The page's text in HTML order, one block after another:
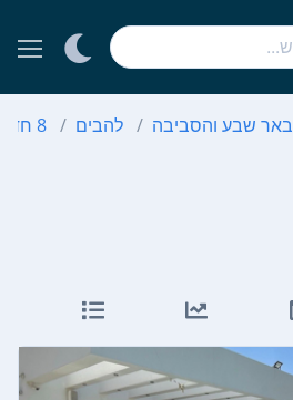
באר שבע והסביבה להבים 8 חדרים